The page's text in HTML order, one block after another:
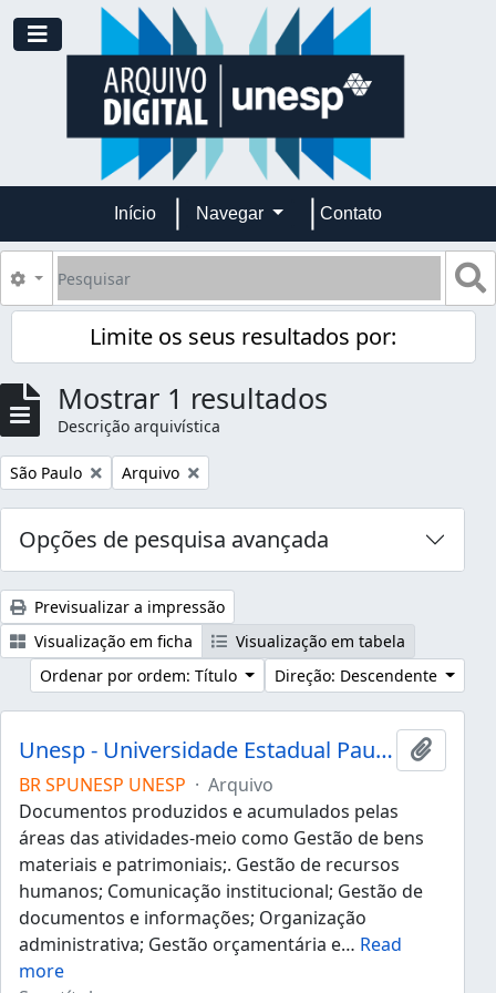
Skip to main content
Toggle navigation
Início Navegar Contato
Pesquisar
Opções de busca
Limite os seus resultados por:
Mostrar 1 resultados
Descrição arquivística
Remover filtro:
São Paulo Remover filtro:
Arquivo
Opções de pesquisa avançada
Previsualizar a impressão
Visualização em ficha
Visualização em tabela
Ordenar por ordem: Título
Direção: Descendente
Unesp - Universidade Estadual Paulista "Júlio de Mesquita Filho"
BR SPUNESP UNESP · Arquivo
Documentos produzidos e acumulados pelas
áreas das atividades-meio como Gestão de bens
materiais e patrimoniais;. Gestão de recursos
humanos; Comunicação institucional; Gestão de
documentos e informações; Organização
administrativa; Gestão orçamentária e… Read
more